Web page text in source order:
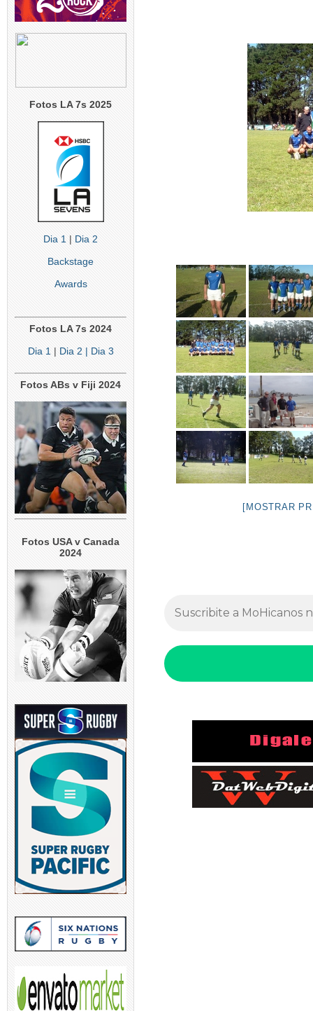
Fotos LA 7s 2025
Dia 1 | Dia 2
Backstage
Awards
Fotos LA 7s 2024
Dia 1 | Dia 2 | Dia 3
Fotos ABs v Fiji 2024
Fotos USA v Canada
2024
[MOSTRAR